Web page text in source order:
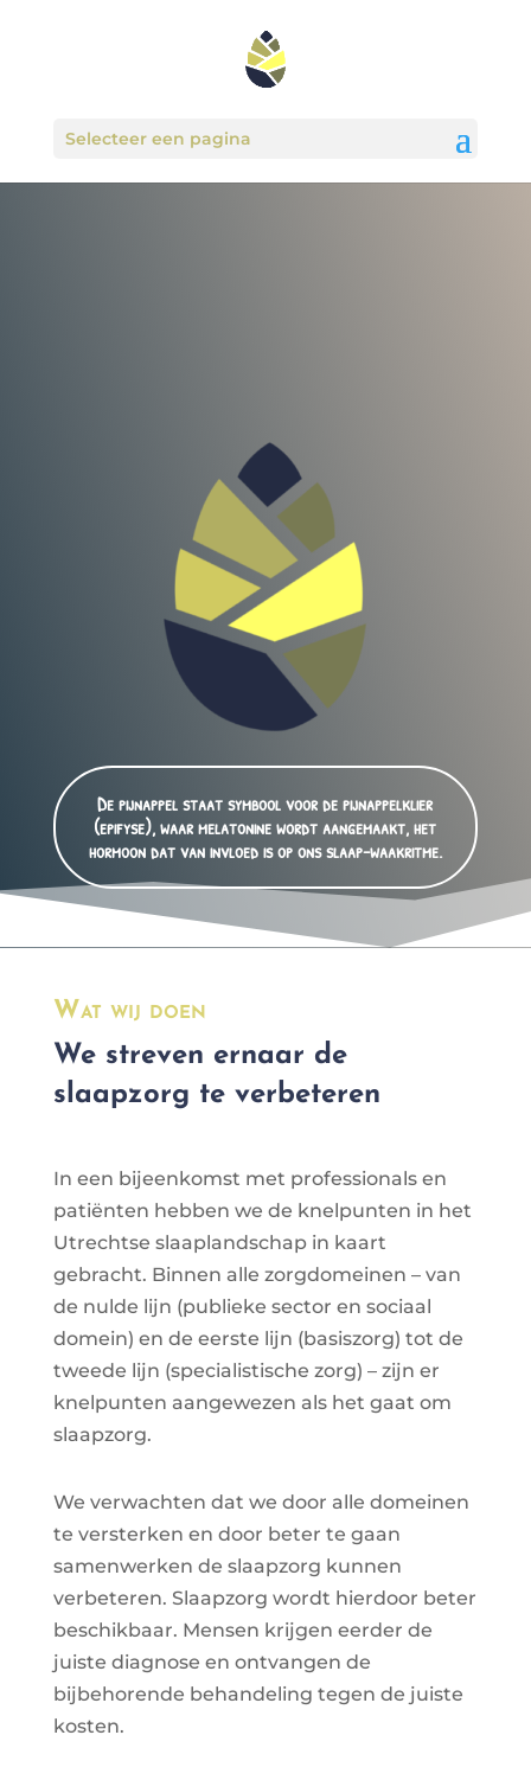
Selecteer een pagina
De pijnappel staat symbool voor de pijnappelklier
(epifyse), waar melatonine wordt aangemaakt, het
hormoon datvan invloed is op onsslaap-waakritme.
Wat wij doen
We streven ernaar de
slaapzorg te verbeteren
In een bijeenkomst met professionals en
patiënten hebben we de knelpunten in het
Utrechtse slaaplandschap in kaart
gebracht. Binnen alle zorgdomeinen – van
de nulde lijn (publieke sector en sociaal
domein) en de eerste lijn (basiszorg) tot de
tweede lijn (specialistische zorg) – zijn er
knelpunten aangewezen als het gaat om
slaapzorg.
We verwachten dat we door alle domeinen
te versterken en door beter te gaan
samenwerken de slaapzorg kunnen
verbeteren. Slaapzorg wordt hierdoor beter
beschikbaar. Mensen krijgen eerder de
juiste diagnose en ontvangen de
bijbehorende behandeling tegen de juiste
kosten.